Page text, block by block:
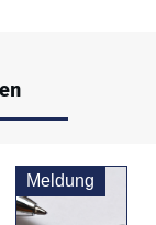
Meldung